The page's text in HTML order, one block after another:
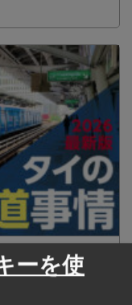
ーを使